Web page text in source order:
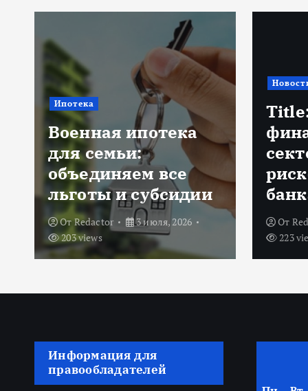
Новости
Title: ИИ в
финансовом
секторе: оценка
рисков и выбор
банка
ОтRedactor
18 июня, 2026
223 views
ИИ:
От
25 мая,
Информация для
правообладателей